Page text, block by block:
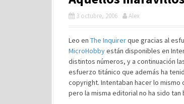
3 octubre, 2006 Alex
Leo en The Inquirerque gracias al
MicroHobbyestán disponibles en
distintos números, y a continuación
esfuerzo titánico que además ha
copyright. Intentaban hacer lo mismo
pero la misma editorial no ha sido